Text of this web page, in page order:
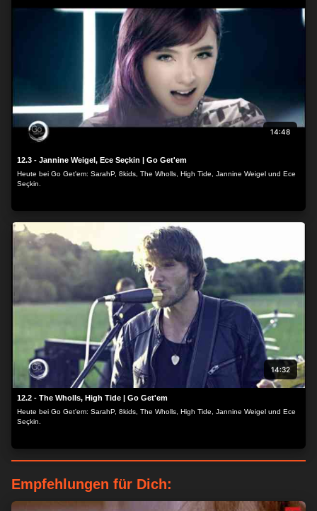
14:48
12.3 - Jannine Weigel, Ece Seçkin | Go Get'em
Heute bei Go Get'em: SarahP, 8kids, The Wholls, High Tide, Jannine Weigel und Ece
Seçkin.
14:32
12.2 - The Wholls, High Tide | Go Get'em
Heute bei Go Get'em: SarahP, 8kids, The Wholls, High Tide, Jannine Weigel und Ece
Seçkin.
Empfehlungen für Dich: